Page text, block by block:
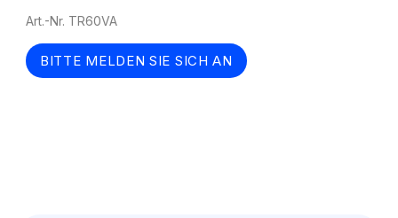
Art.-Nr. TR60VA
BITTE MELDEN SIE SICH AN